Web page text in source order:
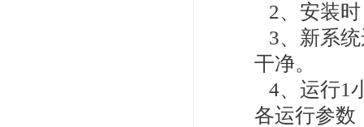
2、安装
3、新系
干净。
4、运行1
各运行参数